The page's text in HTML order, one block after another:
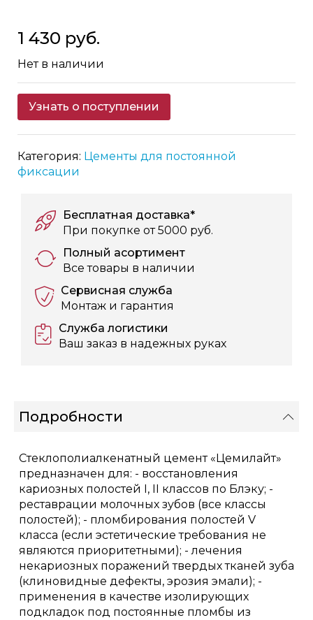
to
beginning
of
the
images
1 430 руб.
Нет в наличии
Узнать о поступлении
Категория: Цементы для постоянной
фиксации
Бесплатная доставка*
При покупке от 5000 руб.
Полный асортимент
Все товары в наличии
Сервисная служба
Монтаж и гарантия
Служба логистики
Ваш заказ в надежных руках
Подробности
Стеклополиалкенатный цемент «Цемилайт»
предназначен для: - восстановления
кариозных полостей I, II классов по Блэку; -
реставрации молочных зубов (все классы
полостей); - пломбирования полостей V
класса (если эстетические требования не
являются приоритетными); - лечения
некариозных поражений твердых тканей зуба
(клиновидные дефекты, эрозия эмали); -
применения в качестве изолирующих
подкладок под постоянные пломбы из